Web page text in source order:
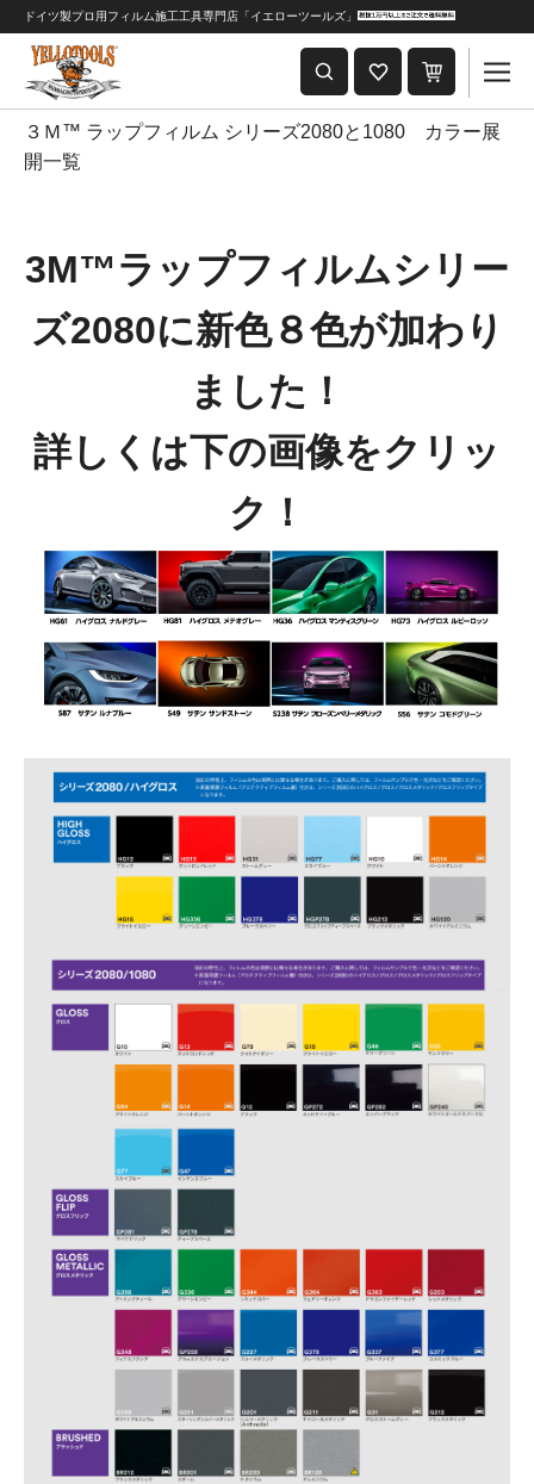
重要なおしらせ
2024年8月1日 価格改定につきまして
ドイツ製プロ用フィルム施工工具専門店「イエローツールズ」
３Ｍ™ ラップフィルム シリーズ2080と1080 カラー展
開一覧
3M™ラップフィルムシリー
ズ2080に新色８色が加わり
ました！
詳しくは下の画像をクリッ
ク！